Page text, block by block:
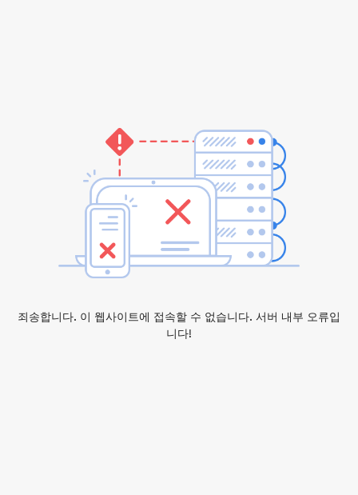
죄송합니다. 이 웹사이트에 접속할 수 없습니다. 서버 내부 오류입
니다!